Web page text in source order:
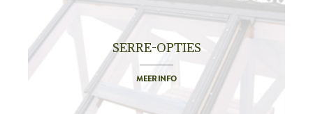
SERRE-OPTIES
MEER INFO